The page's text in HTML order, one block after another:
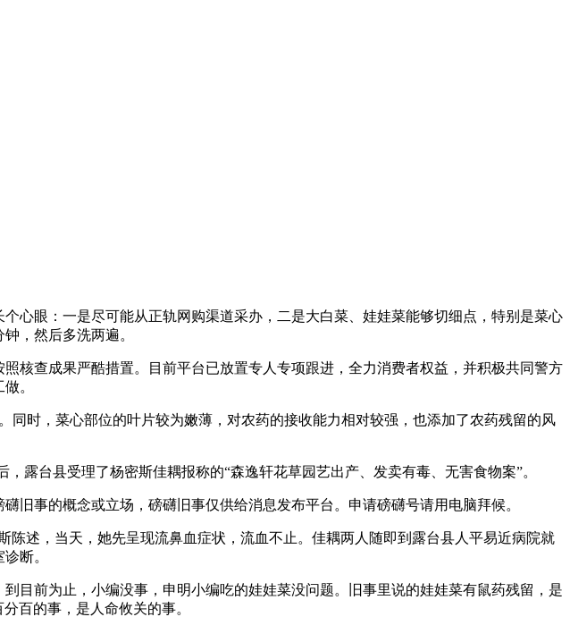
眼：一是尽可能从正轨网购渠道采办，二是大白菜、娃娃菜能够切细点，特别是菜心
，然后多洗两遍。
查成果严酷措置。目前平台已放置专人专项跟进，全力消费者权益，并积极共同警方
。
时，菜心部位的叶片较为嫩薄，对农药的接收能力相对较强，也添加了农药残留的风
台县受理了杨密斯佳耦报称的“森逸轩花草园艺出产、发卖有毒、无害食物案”。
事的概念或立场，磅礴旧事仅供给消息发布平台。申请磅礴号请用电脑拜候。
述，当天，她先呈现流鼻血症状，流血不止。佳耦两人随即到露台县人平易近病院就
断。
前为止，小编没事，申明小编吃的娃娃菜没问题。旧事里说的娃娃菜有鼠药残留，是
百的事，是人命攸关的事。